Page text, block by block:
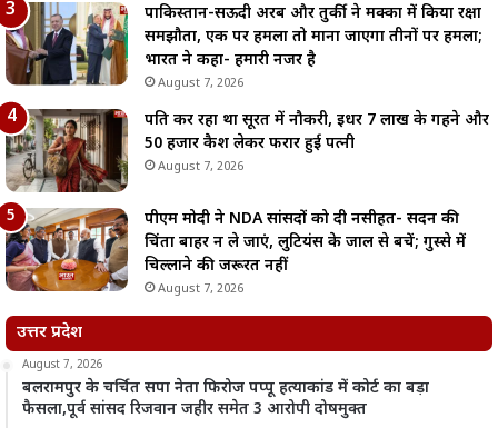
पाकिस्तान-सऊदी अरब और तुर्की ने मक्का में किया रक्षा
समझौता, एक पर हमला तो माना जाएगा तीनों पर हमला;
भारत ने कहा- हमारी नजर है
August 7, 2026
पति कर रहा था सूरत में नौकरी, इधर 7 लाख के गहने और
50 हजार कैश लेकर फरार हुई पत्नी
August 7, 2026
पीएम मोदी ने NDA सांसदों को दी नसीहत- सदन की
चिंता बाहर न ले जाएं, लुटियंस के जाल से बचें; गुस्से में
चिल्लाने की जरूरत नहीं
August 7, 2026
उत्तर प्रदेश
August 7, 2026
बलरामपुर के चर्चित सपा नेता फिरोज पप्पू हत्याकांड में कोर्ट का बड़ा
फैसला,पूर्व सांसद रिजवान जहीर समेत 3 आरोपी दोषमुक्त